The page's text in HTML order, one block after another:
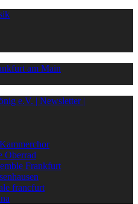
am Main
e.V. | Newsletter |
Oberrad
Frankfurt
francfurt